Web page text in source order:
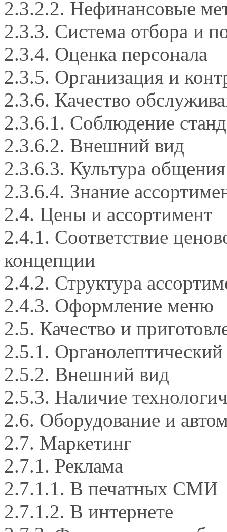
2.3.2.2. Нефинансовые
2.3.3. Система отбора и
2.3.4. Оценка персонала
2.3.5. Организация и
2.3.6. Качество
2.3.6.1. Соблюдение
2.3.6.2. Внешний вид
2.3.6.3. Культура общения
2.3.6.4. Знание
2.4. Цены и ассортимент
2.4.1. Соответствие
концепции
2.4.2. Структура
2.4.3. Оформление меню
2.5. Качество и
2.5.1.
2.5.2. Внешний вид
2.5.3. Наличие
2.6. Оборудование и
2.7. Маркетинг
2.7.1. Реклама
2.7.1.1. В печатных СМИ
2.7.1.2. В интернете